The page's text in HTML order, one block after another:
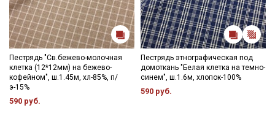
Пестрядь "Св.бежево-молочная
клетка (12*12мм) на бежево-
кофейном", ш.1.45м, хл-85%, п/
э-15%
590 руб.
Пестрядь этнографическая под
домоткань "Белая клетка на темно-
синем", ш.1.6м, хлопок-100%
590 руб.
Подписаться
Ознакомлен(а) сПолитикой обработки персональных
данныхи даюСогласие на обработку персональных
данных
Даю